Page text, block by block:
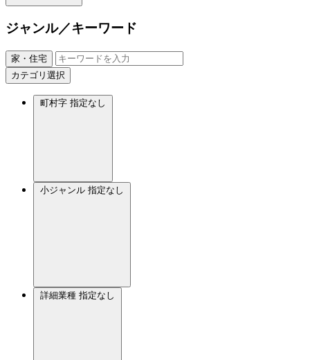
ジャンル／キーワード
家・住宅
カテゴリ選択
町村字 指定なし
小ジャンル 指定なし
詳細業種 指定なし